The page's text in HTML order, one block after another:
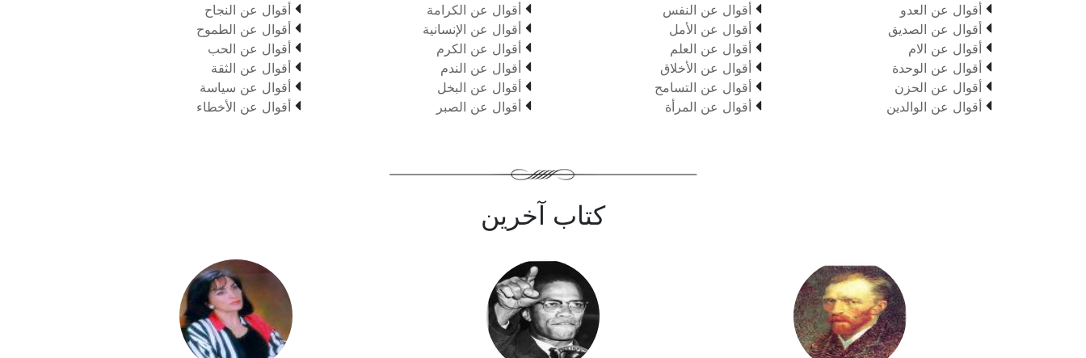
 أقوال عن العدو
 أقوال عن الصديق
 أقوال عن الام
 أقوال عن الوحدة
 أقوال عن الحزن
 أقوال عن الوالدين
 أقوال عن النفس
 أقوال عن الأمل
 أقوال عن العلم
 أقوال عن الأخلاق
 أقوال عن التسامح
 أقوال عن المرأة
 أقوال عن الكرامة
 أقوال عن الإنسانية
 أقوال عن الكرم
 أقوال عن الندم
 أقوال عن البخل
 أقوال عن الصبر
 أقوال عن النجاح
 أقوال عن الطموح
 أقوال عن الحب
 أقوال عن الثقة
 أقوال عن سياسة
 أقوال عن الأخطاء
كتاب آخرين